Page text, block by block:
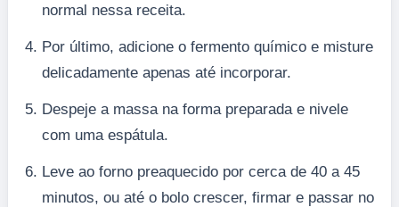
normal nessa receita.
Por último, adicione o fermento químico e misture
delicadamente apenas até incorporar.
Despeje a massa na forma preparada e nivele
com uma espátula.
Leve ao forno preaquecido por cerca de 40 a 45
minutos, ou até o bolo crescer, firmar e passar no